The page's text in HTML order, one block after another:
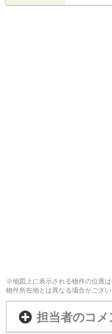
※地図上に表示される物件の位置
物件所在地とは異なる場合がござい
担当者のコメ